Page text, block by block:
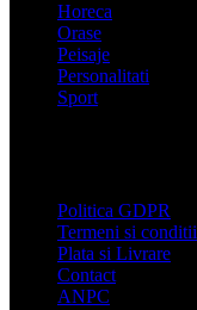
Horeca
Orase
Peisaje
Personalitati
Sport
Politica GDPR
Termeni si conditii
Plata si Livrare
Contact
ANPC